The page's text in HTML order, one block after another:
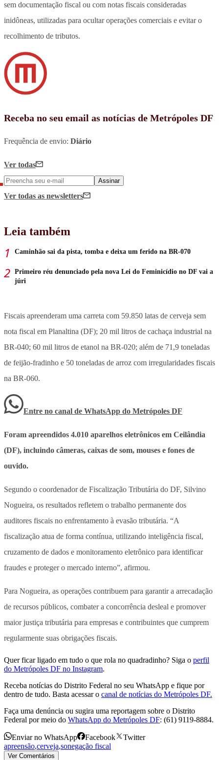
sem documentação fiscal ou com notas fiscais consideradas
inidôneas, utilizadas para ocultar operações comerciais e evitar o
recolhimento de tributos.
Receba no seu email as notícias de Metrópoles DF
Frequência de envio: Diário
Ver todas
Assinar
Ver todas as newsletters
Leia também
Caminhão sai da pista, tomba e deixa um ferido na BR-070
Primeiro réu denunciado pela nova Lei do Feminicídio no DF vai a
júri
Fiscais apreenderam uma carreta com 59.850 latas de cerveja sem
nota fiscal em Planaltina (DF); 20 mil litros de cachaça industrial na
BR-040; 60 mil litros de etanol na BR-020; além de 71,9 toneladas
de feijão-fradinho e 50 toneladas de arroz com irregularidades fiscais
na BR-060.
Entre no canal de WhatsApp do Metrópoles DF
Foram apreendidos 4.010 aparelhos eletrônicos em Ceilândia
(DF), incluindo câmeras, caixas de som, mouses e fones de
ouvido.
Segundo o coordenador de Fiscalização Tributária do DF, Silvino
Nogueira, os resultados refletem o trabalho permanente dos
auditores fiscais no enfrentamento à evasão tributária. “A
fiscalização atua de forma contínua, utilizando inteligência fiscal,
cruzamento de dados e monitoramento eletrônico para identificar
fraudes e proteger o mercado interno”, afirmou.
Para Nogueira, as operações contribuem para garantir a arrecadação
de recursos públicos, combater a concorrência desleal e promover
maior justiça tributária para empresas e contribuintes que cumprem
regularmente suas obrigações fiscais.
Quer ficar ligado em tudo o que rola no quadradinho? Siga o perfil
do Metrópoles DF no Instagram.
Receba notícias do Distrito Federal no seu WhatsApp e fique por
dentro de tudo. Basta acessar o canal de notícias do Metrópoles DF.
Faça uma denúncia ou sugira uma reportagem sobre o Distrito
Federal por meio do WhatsApp do Metrópoles DF: (61) 9119-8884.
Enviar no WhatsApp Facebook
Twitter
apreensão,cerveja,sonegação fiscal
Ver Comentários